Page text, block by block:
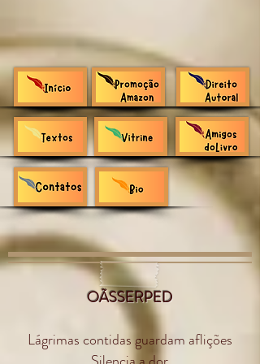
OÃSSERPED
Lágrimas contidas guardam aflições